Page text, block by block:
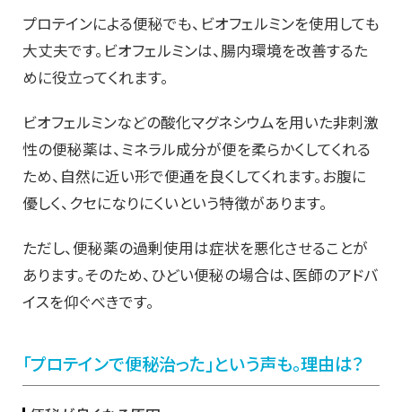
プロテインによる便秘でも、ビオフェルミンを使用しても
大丈夫です。ビオフェルミンは、腸内環境を改善するた
めに役立ってくれます。
ビオフェルミンなどの酸化マグネシウムを用いた非刺激
性の便秘薬は、ミネラル成分が便を柔らかくしてくれる
ため、自然に近い形で便通を良くしてくれます。お腹に
優しく、クセになりにくいという特徴があります。
ただし、便秘薬の過剰使用は症状を悪化させることが
あります。そのため、ひどい便秘の場合は、医師のアドバ
イスを仰ぐべきです。
「プロテインで便秘治った」という声も。理由は？